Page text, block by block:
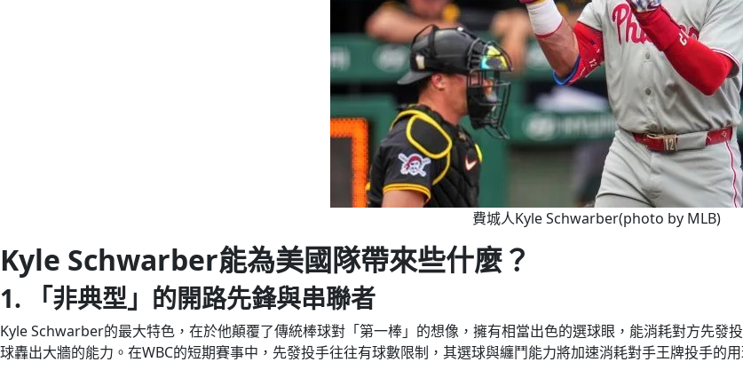
費城人Kyle Schwarber(photo by MLB)
Kyle Schwarber能為美國隊帶來些什麼？
1. 「非典型」的開路先鋒與串聯者
Kyle Schwarber的最大特色，在於他顛覆了傳統棒球對「第一棒」的想像，擁有相當出色的選球眼，能消耗對方先發
球轟出大牆的能力。在WBC的短期賽事中，先發投手往往有球數限制，其選球與纏鬥能力將加速消耗對手王牌投手的